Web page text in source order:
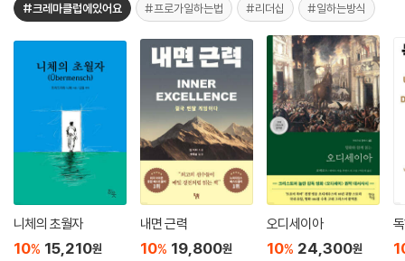
#크레마클럽에있어요 #프로가일하는법 #리더십 #일하는방식
니체의 초월자
10% 15,210원
내면 근력
10% 19,800원
오디세이아
10% 24,300원